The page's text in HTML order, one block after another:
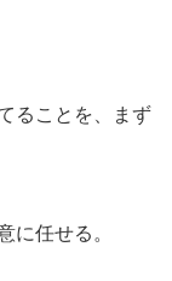
ることを、まず
に任せる。